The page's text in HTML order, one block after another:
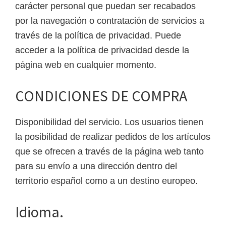
carácter personal que puedan ser recabados
por la navegación o contratación de servicios a
través de la política de privacidad. Puede
acceder a la política de privacidad desde la
página web en cualquier momento.
CONDICIONES DE COMPRA
Disponibilidad del servicio. Los usuarios tienen
la posibilidad de realizar pedidos de los artículos
que se ofrecen a través de la página web tanto
para su envío a una dirección dentro del
territorio español como a un destino europeo.
Idioma.